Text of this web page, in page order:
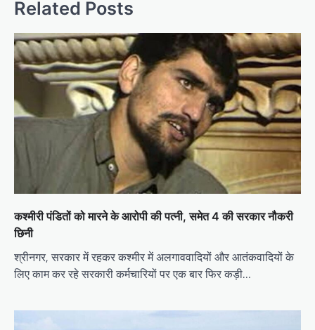
a
v
i
a
t
i
n
Related Posts
कश्मीरी पंडितों को मारने के आरोपी की पत्नी, समेत 4 की सरकार नौकरी
छिनी
श्रीनगर, सरकार में रहकर कश्मीर में अलगाववादियों और आतंकवादियों के
लिए काम कर रहे सरकारी कर्मचारियों पर एक बार फिर कड़ी…